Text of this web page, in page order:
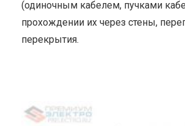
(одиночным кабелем, пучками
прохождении их через стены,
перекрытия.